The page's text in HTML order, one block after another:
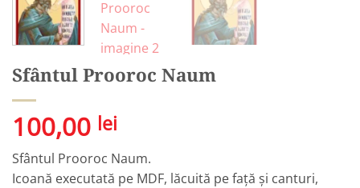
Sfântul Prooroc Naum
100,00 lei
Sfântul Prooroc Naum.
Icoană executată pe MDF, lăcuită pe față și canturi,